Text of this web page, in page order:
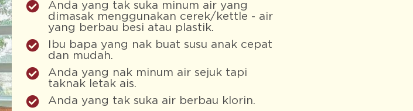
Anda yang tak suka minum air yang
dimasak menggunakan cerek/kettle - air
yang berbau besi atau plastik.
Ibu bapa yang nak buat susu anak cepat
dan mudah.
Anda yang nak minum air sejuk tapi
taknak letak ais.
Anda yang tak suka air berbau klorin.